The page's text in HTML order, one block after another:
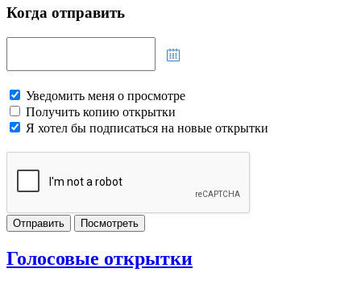
Когда отправить
Уведомить меня о просмотре
Получить копию открытки
Я хотел бы подписаться на новые открытки
Отправить Посмотреть
Голосовые открытки